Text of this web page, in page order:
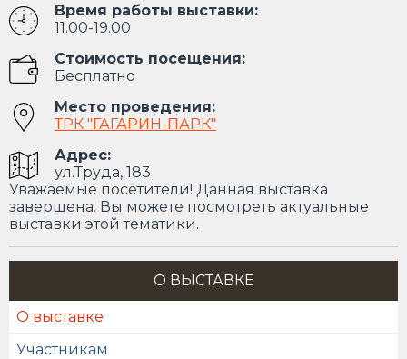
Время работы выставки:
11.00-19.00
Стоимость посещения:
Бесплатно
Место проведения:
ТРК "ГАГАРИН-ПАРК"
Адрес:
ул.Труда, 183
Уважаемые посетители! Данная выставка
завершена. Вы можете посмотреть актуальные
выставки этой тематики.
О ВЫСТАВКЕ
О выставке
Участникам